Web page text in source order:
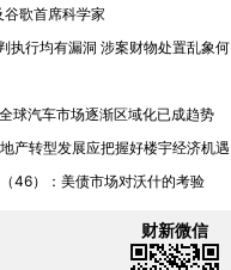
歌首席科学家
执行均有漏洞 涉案财物处置乱象何
球汽车市场逐渐区域化已成趋势
产转型发展应把握好楼宇经济机遇
46）：美债市场对沃什的考验
财新微信